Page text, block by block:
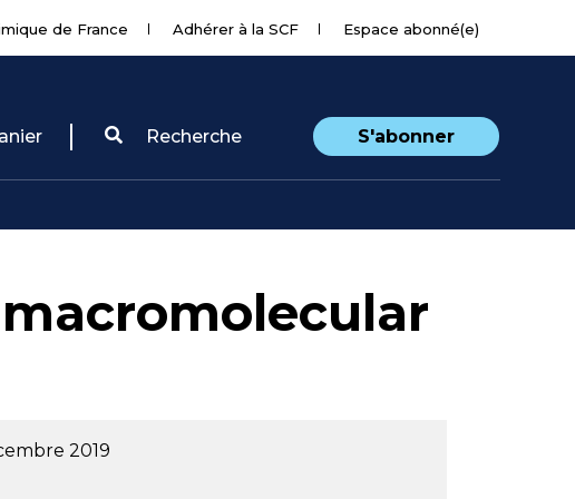
de France Adhérer à la SCF Espace abonné(e)
Recherche S'abonner
2019